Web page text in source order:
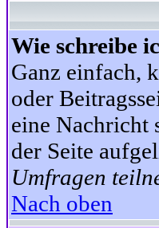
Wie schreibe
Ganz einfach,
oder
eine Nachricht
der Seite
Umfragen
Nach oben